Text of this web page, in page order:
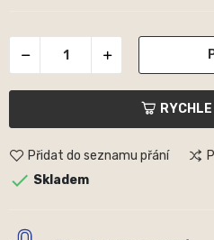
Přidat do seznamu přání
 Skladem